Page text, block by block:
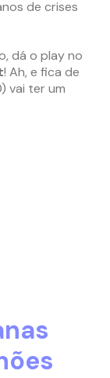
de crises
dá o play no
! Ah, e fica de
vai ter um